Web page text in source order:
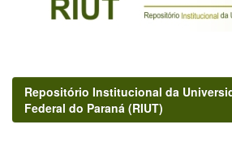
Repositório Institucional da
Federal do Paraná (RIUT)